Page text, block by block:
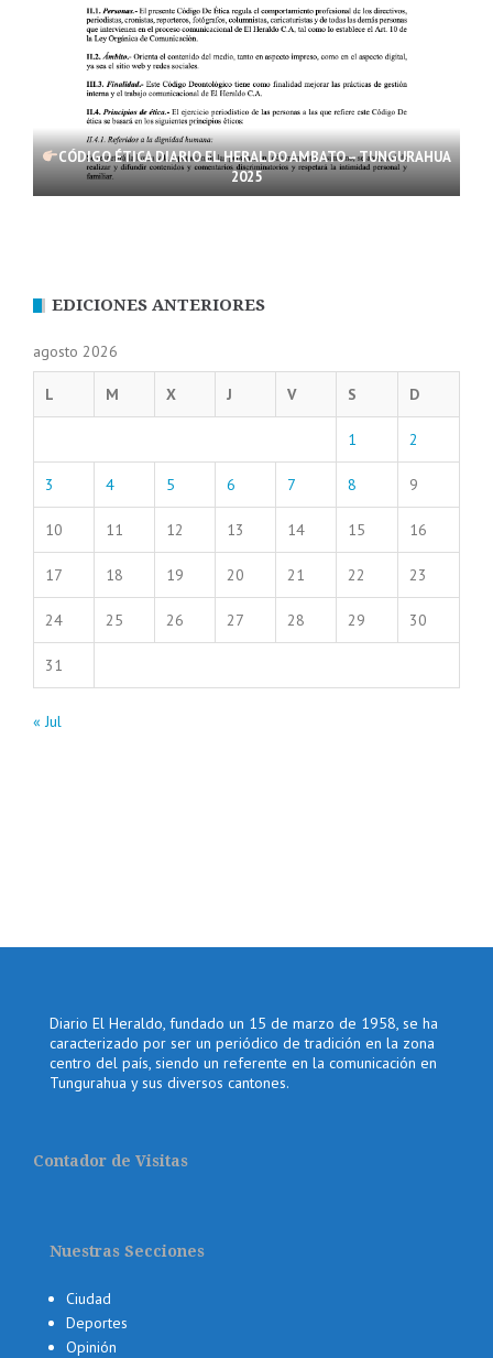
CÓDIGO ÉTICA DIARIO EL HERALDO AMBATO – TUNGURAHUA
2025
EDICIONES ANTERIORES
agosto 2026
L M X J V S D
1 2
3 4 5 6 7 8 9
10 11 12 13 14 15 16
17 18 19 20 21 22 23
24 25 26 27 28 29 30
31
« Jul
Diario El Heraldo, fundado un 15 de marzo de 1958, se ha
caracterizado por ser un periódico de tradición en la zona
centro del país, siendo un referente en la comunicación en
Tungurahua y sus diversos cantones.
Contador de Visitas
Nuestras Secciones
Ciudad
Deportes
Opinión